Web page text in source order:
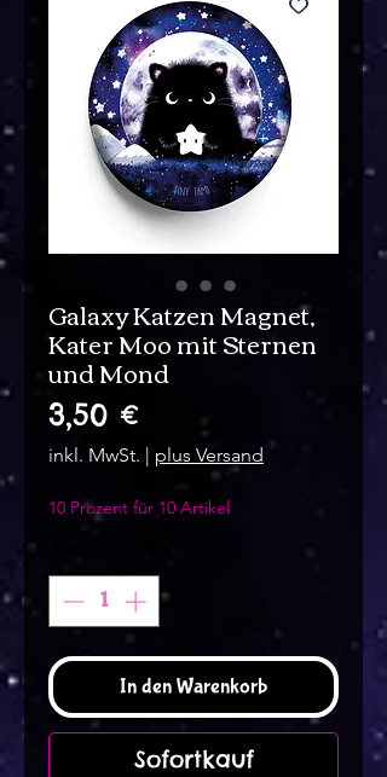
Galaxy Katzen Magnet,
Kater Moo mit Sternen
und Mond
3,50 €Preis
inkl. MwSt. | plus Versand
10 Prozent für 10 Artikel
In den Warenkorb
Sofortkauf